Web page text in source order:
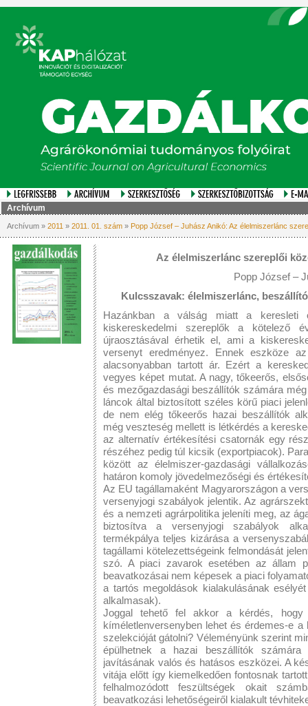
Archívum
Archívum » 2011 » 2011. 01. szám » Popp József – Juhász Anikó: Az élelmiszerlánc
Az élelmiszerlánc szereplői
Popp József –
Kulcsszavak: élelmiszerlánc,
Hazánkban a válság miatt a keresleti
kiskereskedelmi szereplők a kötelező
újraosztásával érhetik el, ami a
versenyt eredményez. Ennek eszköze
alacsonyabban tartott ár. Ezért a
vegyes képet mutat. A nagy, tőkeerős,
és mezőgazdasági beszállítók számára
láncok által biztosított széles körű piaci
de nem elég tőkeerős hazai beszállítók
még veszteség mellett is létkérdés a
az alternatív értékesítési csatornák egy
részéhez pedig túl kicsik (exportpiacok).
között az élelmiszer-gazdasági
határon komoly jövedelmezőségi és
Az EU tagállamaként Magyarországon a
versenyjogi szabályok jelentik. Az
és a nemzeti agrárpolitika jeleníti meg, az
biztosítva a versenyjogi szabályok
termékpálya teljes kizárása a
tagállami kötelezettségeink felmondását
szó. A piaci zavarok esetében az állam
beavatkozásai nem képesek a piaci
a tartós megoldások kialakulásának
alkalmasak).
Joggal tehető fel akkor a kérdés, hogy
kíméletlenversenyben lehet és érdemes-e
szelekcióját gátolni? Véleményünk szerint
épülhetnek a hazai beszállítók
javításának valós és hatásos eszközei. A
vitája előtt így kiemelkedően fontosnak
felhalmozódott feszültségek okait
beavatkozási lehetőségeiről kialakult